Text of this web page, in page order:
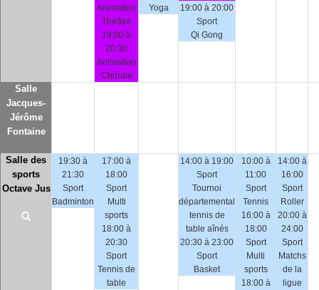
Animation
Théâtre
19:00 à
20:30
Animation
Chorale
Yoga
19:00 à 20:00
Sport
Qi Gong
Salle
Jacques-
Jérôme
Fontaine
Salle des
sports
Octave Jus
19:30 à
21:30
Sport
Badminton
17:00 à
18:00
Sport
Multi
sports
18:00 à
20:30
Sport
Tennis de
table
14:00 à 19:00
Sport
Tournoi
départemental
tennis de
table aînés
20:30 à 23:00
Sport
Basket
10:00 à
11:00
Sport
Tennis
16:00 à
18:00
Sport
Multi
sports
18:00 à
14:00 à
16:00
Sport
Roller
20:00 à
24:00
Sport
Matchs
de la
ligue